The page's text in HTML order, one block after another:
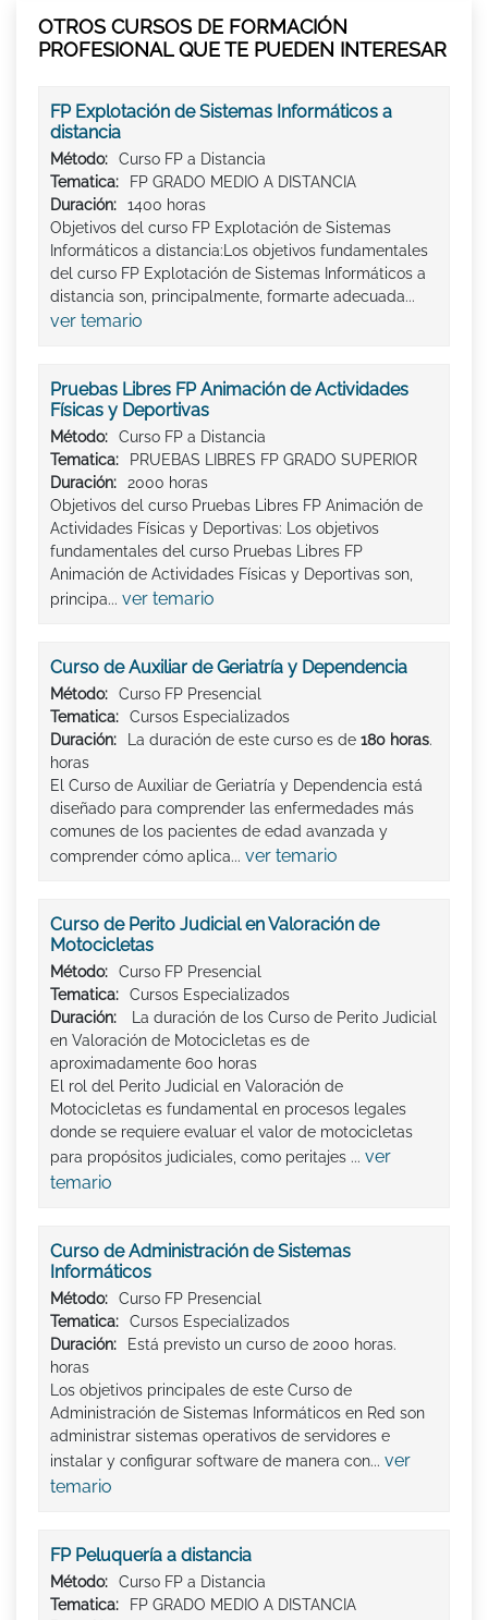
OTROS CURSOS DE FORMACIÓN
PROFESIONAL QUE TE PUEDEN INTERESAR
FP Explotación de Sistemas Informáticos a
distancia
Método:
Curso FP a Distancia
Tematica:
FP GRADO MEDIO A DISTANCIA
Duración:
1400 horas
Objetivos del curso FP Explotación de Sistemas
Informáticos a distancia:Los objetivos fundamentales
del curso FP Explotación de Sistemas Informáticos a
distancia son, principalmente, formarte adecuada...
ver temario
Pruebas Libres FP Animación de Actividades
Físicas y Deportivas
Método:
Curso FP a Distancia
Tematica:
PRUEBAS LIBRES FP GRADO SUPERIOR
Duración:
2000 horas
Objetivos del curso Pruebas Libres FP Animación de
Actividades Físicas y Deportivas: Los objetivos
fundamentales del curso Pruebas Libres FP
Animación de Actividades Físicas y Deportivas son,
principa... ver temario
Curso de Auxiliar de Geriatría y Dependencia
Método:
Curso FP Presencial
Tematica:
Cursos Especializados
Duración:
La duración de este curso es de 180 horas.
horas
El Curso de Auxiliar de Geriatría y Dependencia está
diseñado para comprender las enfermedades más
comunes de los pacientes de edad avanzada y
comprender cómo aplica... ver temario
Curso de Perito Judicial en Valoración de
Motocicletas
Método:
Curso FP Presencial
Tematica:
Cursos Especializados
Duración:
La duración de los Curso de Perito Judicial
en Valoración de Motocicletas es de
aproximadamente 600 horas
El rol del Perito Judicial en Valoración de
Motocicletas es fundamental en procesos legales
donde se requiere evaluar el valor de motocicletas
para propósitos judiciales, como peritajes ... ver
temario
Curso de Administración de Sistemas
Informáticos
Método:
Curso FP Presencial
Tematica:
Cursos Especializados
Duración:
Está previsto un curso de 2000 horas.
horas
Los objetivos principales de este Curso de
Administración de Sistemas Informáticos en Red son
administrar sistemas operativos de servidores e
instalar y configurar software de manera con... ver
temario
FP Peluquería a distancia
Método:
Curso FP a Distancia
Tematica:
FP GRADO MEDIO A DISTANCIA